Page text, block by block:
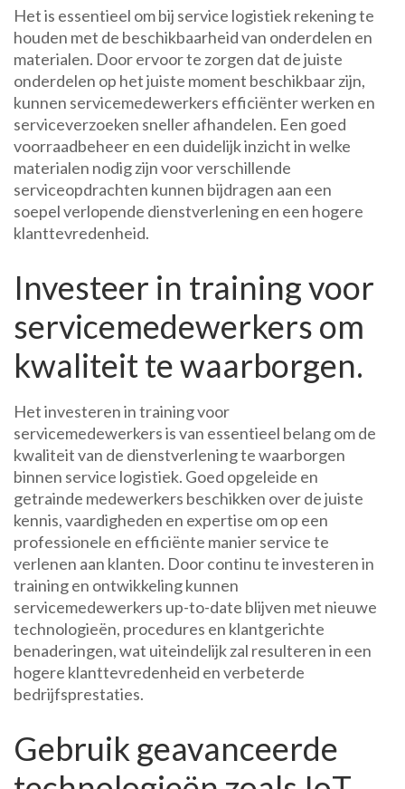
Het is essentieel om bij service logistiek rekening te
houden met de beschikbaarheid van onderdelen en
materialen. Door ervoor te zorgen dat de juiste
onderdelen op het juiste moment beschikbaar zijn,
kunnen servicemedewerkers efficiënter werken en
serviceverzoeken sneller afhandelen. Een goed
voorraadbeheer en een duidelijk inzicht in welke
materialen nodig zijn voor verschillende
serviceopdrachten kunnen bijdragen aan een
soepel verlopende dienstverlening en een hogere
klanttevredenheid.
Investeer in training voor
servicemedewerkers om
kwaliteit te waarborgen.
Het investeren in training voor
servicemedewerkers is van essentieel belang om de
kwaliteit van de dienstverlening te waarborgen
binnen service logistiek. Goed opgeleide en
getrainde medewerkers beschikken over de juiste
kennis, vaardigheden en expertise om op een
professionele en efficiënte manier service te
verlenen aan klanten. Door continu te investeren in
training en ontwikkeling kunnen
servicemedewerkers up-to-date blijven met nieuwe
technologieën, procedures en klantgerichte
benaderingen, wat uiteindelijk zal resulteren in een
hogere klanttevredenheid en verbeterde
bedrijfsprestaties.
Gebruik geavanceerde